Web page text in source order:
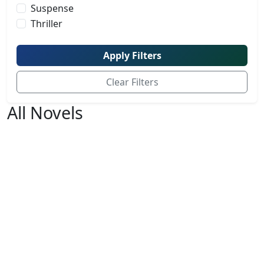
Suspense
Thriller
Apply Filters
Clear Filters
All Novels